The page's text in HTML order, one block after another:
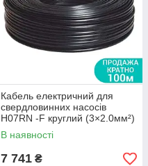
Кабель електричний для
свердловинних насосів
H07RN -F круглий (3×2.0мм²)
100м DONGYIN (779936)
В наявності
7 741 ₴